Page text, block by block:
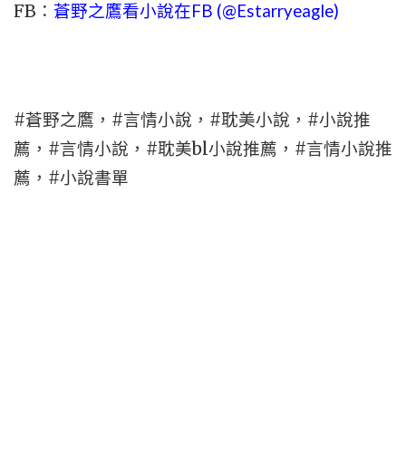
FB： 蒼野之鷹看小說在FB (@Estarryeagle)
#蒼野之鷹，#言情小說，#耽美小說，#小說推
薦，#言情小說，#耽美bl小說推薦，#言情小說推
薦，#小說書單